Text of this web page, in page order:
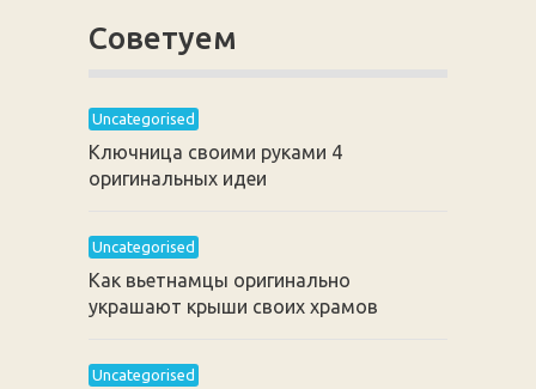
Советуем
Uncategorised
Ключница своими руками 4
оригинальных идеи
Uncategorised
Как вьетнамцы оригинально
украшают крыши своих храмов
Uncategorised